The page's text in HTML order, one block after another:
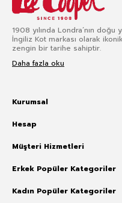
1908 yılında Londra’nın
İngiliz Kot markası olarak
zengin bir tarihe sahiptir.
Daha fazla oku
Kurumsal
Hesap
Müşteri Hizmetleri
Erkek Popüler Kategoriler
Kadın Popüler Kategoriler